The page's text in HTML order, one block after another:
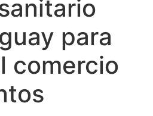
para
comercio